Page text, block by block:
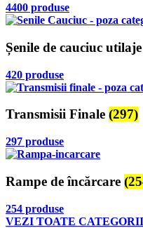
4400 produse
Șenile de cauciuc
420 produse
Transmisii Finale (297)
297 produse
Rampe de încărcare
254 produse
VEZI TOATE